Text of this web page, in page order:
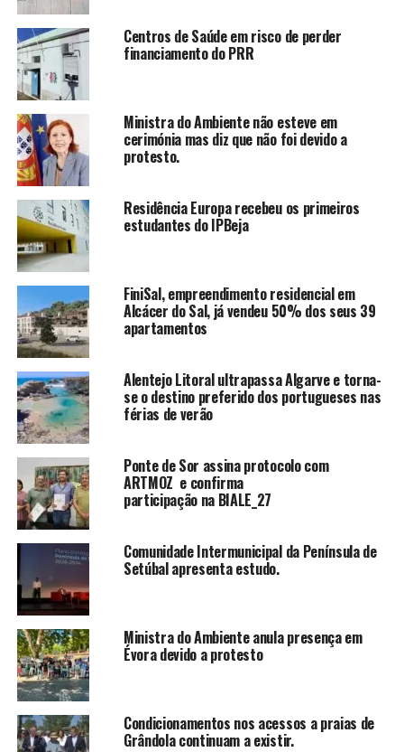
Centros de Saúde em risco de perder
financiamento do PRR
Ministra do Ambiente não esteve em
cerimónia mas diz que não foi devido a
protesto.
Residência Europa recebeu os primeiros
estudantes do IPBeja
FiniSal, empreendimento residencial em
Alcácer do Sal, já vendeu 50% dos seus 39
apartamentos
Alentejo Litoral ultrapassa Algarve e torna-
se o destino preferido dos portugueses nas
férias de verão
Ponte de Sor assina protocolo com
ARTMOZ e confirma
participação na BIALE_27
Comunidade Intermunicipal da Península de
Setúbal apresenta estudo.
Ministra do Ambiente anula presença em
Évora devido a protesto
Condicionamentos nos acessos a praias de
Grândola continuam a existir.